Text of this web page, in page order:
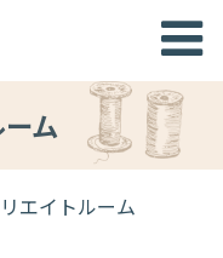
ム
エイトルーム